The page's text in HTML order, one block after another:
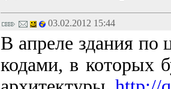
03.02.2012 15:44
В апреле здания по
кодами, в которых